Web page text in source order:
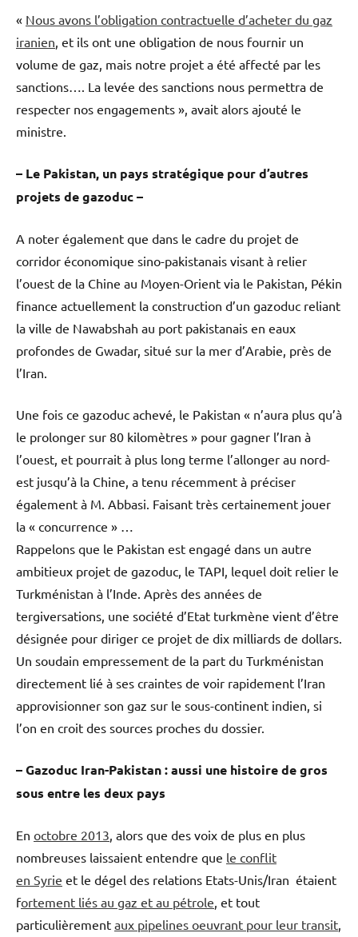
« Nous avons l’obligation contractuelle d’acheter du gaz
iranien , et ils ont une obligation de nous fournir un
volume de gaz, mais notre projet a été affecté par les
sanctions…. La levée des sanctions nous permettra de
respecter nos engagements », avait alors ajouté le
ministre.
– Le Pakistan, un pays stratégique pour d’autres
projets de gazoduc –
A noter également que dans le cadre du projet de
corridor économique sino-pakistanais visant à relier
l’ouest de la Chine au Moyen-Orient via le Pakistan, Pékin
finance actuellement la construction d’un gazoduc reliant
la ville de Nawabshah au port pakistanais en eaux
profondes de Gwadar, situé sur la mer d’Arabie, près de
l’Iran.
Une fois ce gazoduc achevé, le Pakistan « n’aura plus qu’à
le prolonger sur 80 kilomètres » pour gagner l’Iran à
l’ouest, et pourrait à plus long terme l’allonger au nord-
est jusqu’à la Chine, a tenu récemment à préciser
également à M. Abbasi. Faisant très certainement jouer
la « concurrence » …
Rappelons que le Pakistan est engagé dans un autre
ambitieux projet de gazoduc, le TAPI, lequel doit relier le
Turkménistan à l’Inde. Après des années de
tergiversations, une société d’Etat turkmène vient d’être
désignée pour diriger ce projet de dix milliards de dollars.
Un soudain empressement de la part du Turkménistan
directement lié à ses craintes de voir rapidement l’Iran
approvisionner son gaz sur le sous-continent indien, si
l’on en croit des sources proches du dossier.
– Gazoduc Iran-Pakistan : aussi une histoire de gros
sous entre les deux pays
En octobre 2013 , alors que des voix de plus en plus
nombreuses laissaient entendre que le conflit
en Syrie et le dégel des relations Etats-Unis/Iran étaient
fortement liés au gaz et au pétrole , et tout
particulièrement aux pipelines oeuvrant pour leur transit